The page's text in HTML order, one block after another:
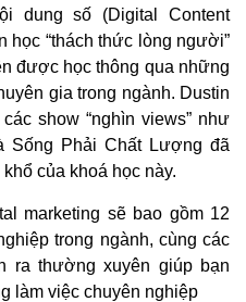
dung số (Digital Content
“thách thức lòng người”
được học thông qua những
gia trong ngành. Dustin
show “nghìn views” như
Sống Phải Chất Lượng đã
của khoá học này.
marketing sẽ bao gồm 12
trong ngành, cùng các
ra thường xuyên giúp bạn
làm việc chuyên nghiệp